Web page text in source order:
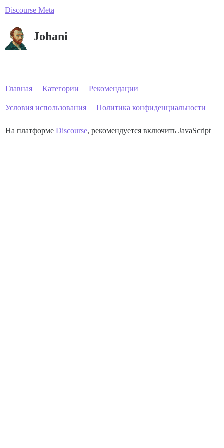
Discourse Meta
Johani
Главная Категории Рекомендации
Условия использования Политика конфиденциальности
На платформе Discourse, рекомендуется включить JavaScript